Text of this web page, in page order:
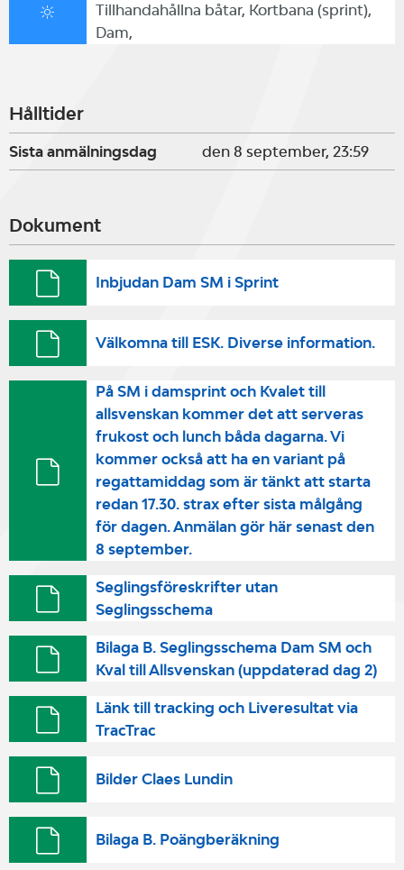
Tillhandahållna båtar, Kortbana (sprint),
Dam,
Hålltider
Sista anmälningsdag den 8 september, 23:59
Dokument
Inbjudan Dam SM i Sprint
Välkomna till ESK. Diverse information.
På SM i damsprint och Kvalet till
allsvenskan kommer det att serveras
frukost och lunch båda dagarna. Vi
kommer också att ha en variant på
regattamiddag som är tänkt att starta
redan 17.30. strax efter sista målgång
för dagen. Anmälan gör här senast den
8 september.
Seglingsföreskrifter utan
Seglingsschema
Bilaga B. Seglingsschema Dam SM och
Kval till Allsvenskan (uppdaterad dag 2)
Länk till tracking och Liveresultat via
TracTrac
Bilder Claes Lundin
Bilaga B. Poängberäkning